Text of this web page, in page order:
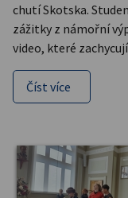
chutí Skotska.
zážitky z námořní
video, které
Číst více